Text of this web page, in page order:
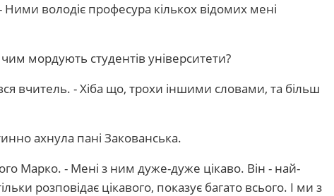
Ними володіє професура кількох відомих мені
мордують студентів університети?
вчитель. - Хіба що, трохи іншими словами, та більш
ахнула пані Закованська.
Марко. - Мені з ним дуже-дуже цікаво. Він - най-
розповідає цікавого, показує багато всього. І ми з